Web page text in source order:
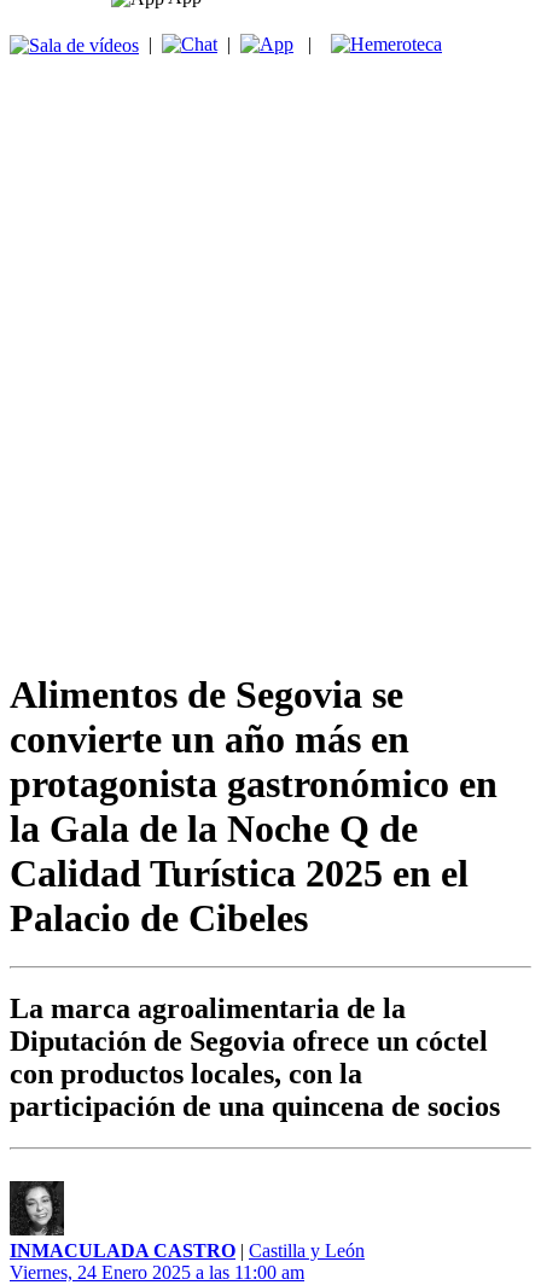
| | |
Alimentos de Segovia se
convierte un año más en
protagonista gastronómico en
la Gala de la Noche Q de
Calidad Turística 2025 en el
Palacio de Cibeles
La marca agroalimentaria de la
Diputación de Segovia ofrece un cóctel
con productos locales, con la
participación de una quincena de socios
INMACULADA CASTRO | Castilla y León
Viernes, 24 Enero 2025 a las 11:00 am